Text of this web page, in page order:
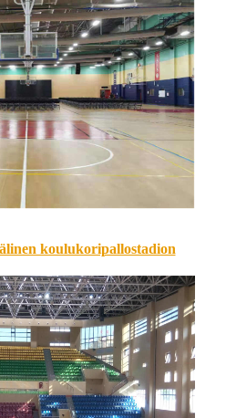
koulukoripallostadion